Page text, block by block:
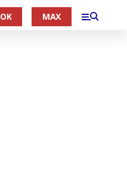
OK MAX